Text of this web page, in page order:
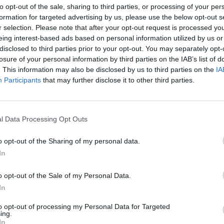
opt-out of the sale, sharing to third parties, or processing of your
for targeted advertising by us, please use the below opt-out
selection. Please note that after your opt-out request is processed
interest-based ads based on personal information utilized by us
to third parties prior to your opt-out. You may separately
of your personal information by third parties on the IAB’s list of
This information may also be disclosed by us to third parties on the
Participants that may further disclose it to other third parties.
Data Processing Opt Outs
opt-out of the Sharing of my personal data.
opt-out of the Sale of my Personal Data.
opt-out of processing my Personal Data for Targeted
ΜΥΚΟΝΟΣ
Πλήρης απασχόληση